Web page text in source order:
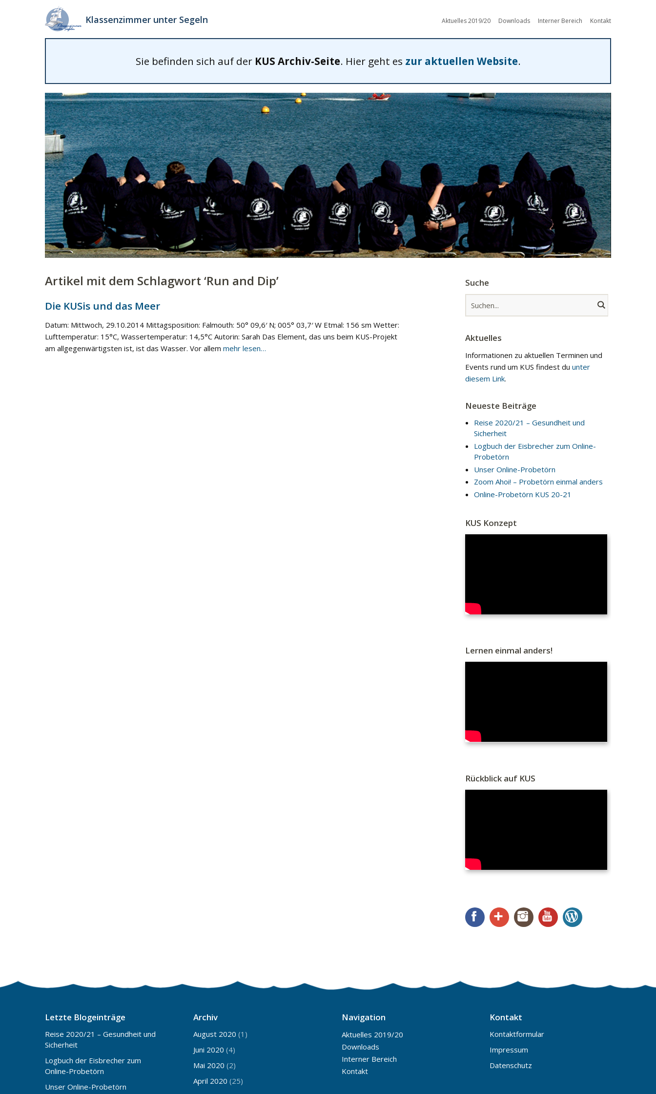
Klassenzimmer unter Segeln Aktuelles 2019/20 Downloads Interner Bereich Kontakt
Sie befinden sich auf der KUS Archiv-Seite. Hier geht es zur aktuellen Website.
Artikel mit dem Schlagwort ‘Run and Dip’
Die KUSis und das Meer
Datum: Mittwoch, 29.10.2014 Mittagsposition: Falmouth: 50° 09,6′ N; 005° 03,7′ W Etmal: 156 sm Wetter:
Lufttemperatur: 15°C, Wassertemperatur: 14,5°C Autorin: Sarah Das Element, das uns beim KUS-Projekt
am allgegenwärtigsten ist, ist das Wasser. Vor allem mehr lesen…
Suche
Aktuelles
Informationen zu aktuellen Terminen und
Events rund um KUS findest du unter
diesem Link.
Neueste Beiträge
Reise 2020/21 – Gesundheit und
Sicherheit
Logbuch der Eisbrecher zum Online-
Probetörn
Unser Online-Probetörn
Zoom Ahoi! – Probetörn einmal anders
Online-Probetörn KUS 20-21
KUS Konzept
Lernen einmal anders!
Rückblick auf KUS
FacebookGoogle+ InstagramYouTube
Letzte Blogeinträge
Reise 2020/21 – Gesundheit und
Sicherheit
Logbuch der Eisbrecher zum
Online-Probetörn
Unser Online-Probetörn
Archiv
August 2020 (1)
Juni 2020 (4)
Mai 2020 (2)
April 2020 (25)
Navigation
Aktuelles 2019/20
Downloads
Interner Bereich
Kontakt
Kontakt
Kontaktformular
Impressum
Datenschutz